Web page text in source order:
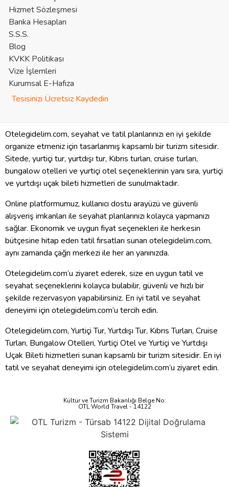
Hizmet Sözleşmesi
Banka Hesapları
S.S.S.
Blog
KVKK Politikası
Vize İşlemleri
Kurumsal E-Hafıza
Tesisinizi Ücretsiz Kaydedin
Otelegidelim.com, seyahat ve tatil planlarınızı en iyi şekilde
organize etmeniz için tasarlanmış kapsamlı bir turizm sitesidir.
Sitede, yurtiçi tur, yurtdışı tur, Kıbrıs turları, cruise turları,
bungalow otelleri ve yurtiçi otel seçeneklerinin yanı sıra, yurtiçi
ve yurtdışı uçak bileti hizmetleri de sunulmaktadır.
Online platformumuz, kullanıcı dostu arayüzü ve güvenli
alışveriş imkanları ile seyahat planlarınızı kolayca yapmanızı
sağlar. Ekonomik ve uygun fiyat seçenekleri ile herkesin
bütçesine hitap eden tatil fırsatları sunan otelegidelim.com,
aynı zamanda çağrı merkezi ile her an yanınızda.
Otelegidelim.com’u ziyaret ederek, size en uygun tatil ve
seyahat seçeneklerini kolayca bulabilir, güvenli ve hızlı bir
şekilde rezervasyon yapabilirsiniz. En iyi tatil ve seyahat
deneyimi için otelegidelim.com’u tercih edin.
Otelegidelim.com, Yurtiçi Tur, Yurtdışı Tur, Kıbrıs Turları, Cruise
Turları, Bungalow Otelleri, Yurtiçi Otel ve Yurtiçi ve Yurtdışı
Uçak Bileti hizmetleri sunan kapsamlı bir turizm sitesidir. En iyi
tatil ve seyahat deneyimi için otelegidelim.com’u ziyaret edin.
Kültür ve Turizm Bakanlığı Belge No:
OTL World Travel - 14122